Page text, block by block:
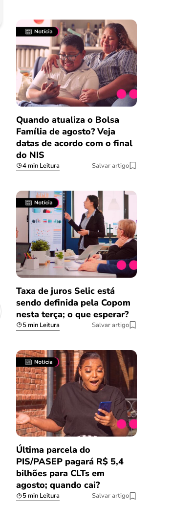
Quando atualiza o Bolsa
Família de agosto? Veja
datas de acordo com o final
do NIS
4 min Leitura Salvar artigo
Taxa de juros Selic está
sendo definida pela Copom
nesta terça; o que esperar?
5 min Leitura Salvar artigo
Última parcela do
PIS/PASEP pagará R$ 5,4
bilhões para CLTs em
agosto; quando cai?
5 min Leitura Salvar artigo